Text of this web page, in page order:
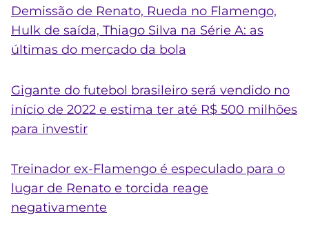
Demissão de Renato, Rueda no Flamengo,
Hulk de saída, Thiago Silva na Série A: as
últimas do mercado da bola
Gigante do futebol brasileiro será vendido no
início de 2022 e estima ter até R$ 500 milhões
para investir
Treinador ex-Flamengo é especulado para o
lugar de Renato e torcida reage
negativamente